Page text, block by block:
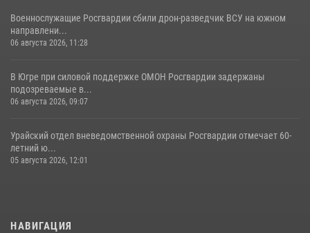
Военнослужащие Росгвардии сбили дрон-разведчик ВСУ на южном
направлени...
06 августа 2026, 11:28
В Югре при силовой поддержке ОМОН Росгвардии задержаны
подозреваемые в...
06 августа 2026, 09:07
Урайский отдел вневедомственной охраны Росгвардии отмечает 60-
летний ю...
05 августа 2026, 12:01
НАВИГАЦИЯ